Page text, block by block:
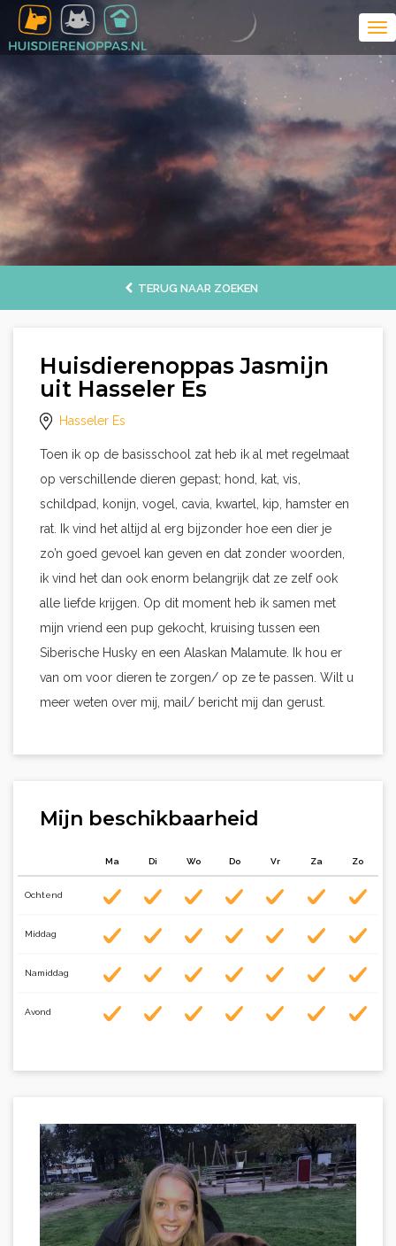
TERUG NAAR ZOEKEN
Huisdierenoppas Jasmijn
uit Hasseler Es
Hasseler Es
Toen ik op de basisschool zat heb ik al met regelmaat
op verschillende dieren gepast; hond, kat, vis,
schildpad, konijn, vogel, cavia, kwartel, kip, hamster en
rat. Ik vind het altijd al erg bijzonder hoe een dier je
zo’n goed gevoel kan geven en dat zonder woorden,
ik vind het dan ook enorm belangrijk dat ze zelf ook
alle liefde krijgen. Op dit moment heb ik samen met
mijn vriend een pup gekocht, kruising tussen een
Siberische Husky en een Alaskan Malamute. Ik hou er
van om voor dieren te zorgen/ op ze te passen. Wilt u
meer weten over mij, mail/ bericht mij dan gerust.
Mijn beschikbaarheid
Ma Di Wo Do Vr Za Zo
Ochtend
Middag
Namiddag
Avond